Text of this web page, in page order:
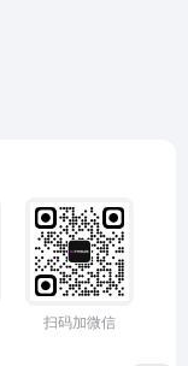
扫码加微信